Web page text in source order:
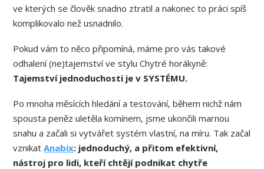
ve kterých se člověk snadno ztratil a nakonec to práci spíš
komplikovalo než usnadnilo.
Pokud vám to něco připomíná, máme pro vás takové
odhalení (ne)tajemství ve stylu Chytré horákyně:
Tajemství jednoduchosti je v SYSTÉMU.
Po mnoha měsících hledání a testování, během nichž nám
spousta peněz uletěla komínem, jsme ukončili marnou
snahu a začali si vytvářet systém vlastní, na míru. Tak začal
vznikatAnabix: jednoduchý, a přitom efektivní,
nástroj pro lidi, kteří chtějí podnikat chytře